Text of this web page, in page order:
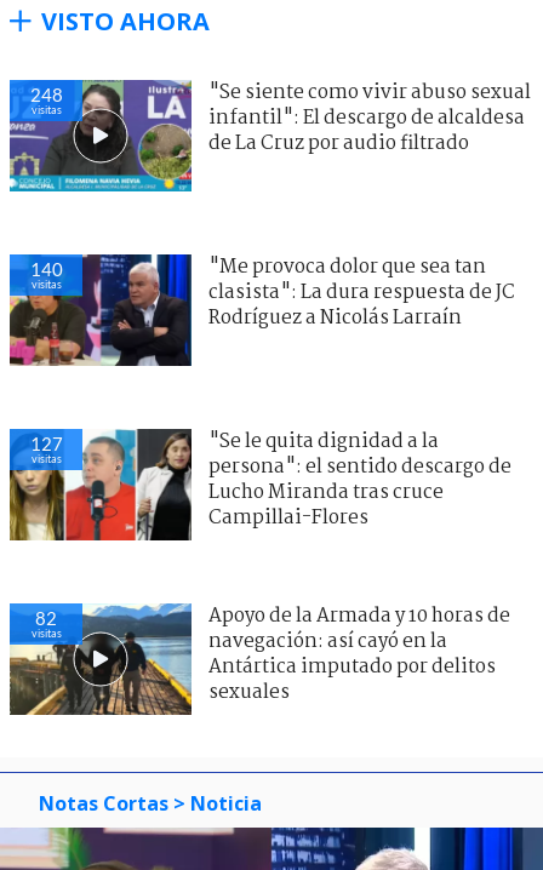
VISTO AHORA
248
visitas
"Se siente como vivir abuso sexual
infantil": El descargo de alcaldesa
de La Cruz por audio filtrado
140
visitas
"Me provoca dolor que sea tan
clasista": La dura respuesta de JC
Rodríguez a Nicolás Larraín
127
visitas
"Se le quita dignidad a la
persona": el sentido descargo de
Lucho Miranda tras cruce
Campillai-Flores
82
visitas
Apoyo de la Armada y 10 horas de
navegación: así cayó en la
Antártica imputado por delitos
sexuales
Notas Cortas > Noticia